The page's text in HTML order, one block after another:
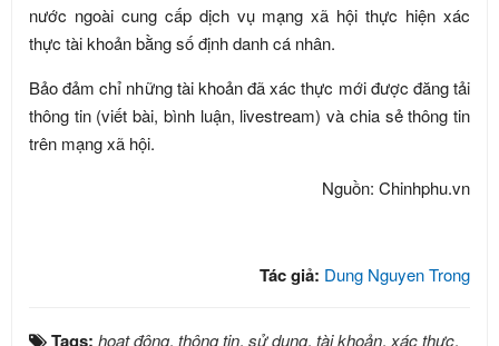
nước ngoài cung cấp dịch vụ mạng xã hội thực hiện xác
thực tài khoản bằng số định danh cá nhân.
Bảo đảm chỉ những tài khoản đã xác thực mới được đăng tải
thông tin (viết bài, bình luận, livestream) và chia sẻ thông tin
trên mạng xã hội.
Nguồn: Chinhphu.vn
Tác giả: Dung Nguyen Trong
Tags: hoạt động, thông tin, sử dụng, tài khoản, xác thực,